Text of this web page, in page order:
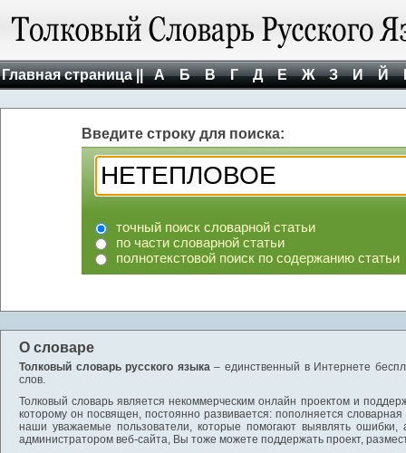
Главная страница || А Б В Г Д Е Ж З И Й
Введите строку для поиска:
точный поиск словарной статьи
по части словарной статьи
полнотекстовой поиск по содержанию статьи
О словаре
Толковый словарь русского языка– единственный в Интернете
слов.
Толковый словарь является некоммерческим онлайн проектом и
которому он посвящен, постоянно развивается: пополняется
наши уважаемые пользователи, которые помогают выявлять
администратором веб-сайта, Вы тоже можете поддержать проект,